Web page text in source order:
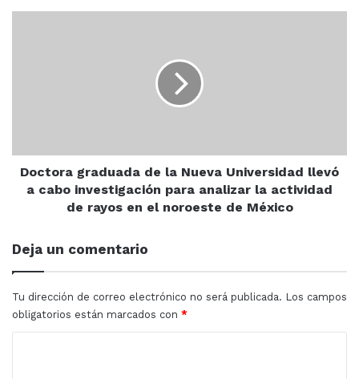
infundadas y elevan su estatus.
Claudia Sheinbaum
cabo
investigación
para
de
rayos
noroeste
Doctora graduada de la Nueva Universidad llevó
a cabo investigación para analizar la actividad
de rayos en el noroeste de México
Deja un comentario
Tu dirección de correo electrónico no será publicada. Los campos
obligatorios están marcados con *